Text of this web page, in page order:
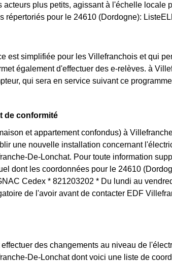
plus petits, agissant à l'échelle locale
pour le 24610 (Dordogne):
est simplifiée pour les Villefranchois et qui
également d'effectuer des e-relèves. à
qui sera en service suivant ce
de conformité
et appartement confondus) à
une nouvelle installation concernant
De-Lonchat. Pour toute information
dont les coordonnées pour le 24610
Cedex * 821203202 * Du lundi au
de l'avoir avant de contacter EDF
des changements au niveau de
De-Lonchat dont voici une liste de